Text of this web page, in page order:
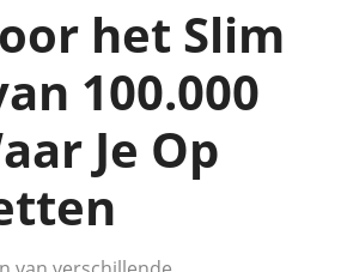
het Slim
100.000
Je Op